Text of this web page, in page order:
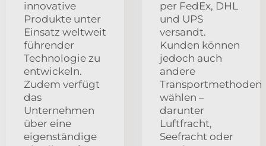
innovative
Produkte unter
Einsatz weltweit
führender
Technologie zu
entwickeln.
Zudem verfügt
das
Unternehmen
über eine
eigenständige
per FedEx, DHL
und UPS
versandt.
Kunden können
jedoch auch
andere
Transportmethoden
wählen –
darunter
Luftfracht,
Seefracht oder